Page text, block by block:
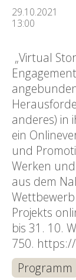
29.10.2021
13:00
„Virtual
anderes) in
ein
und
Werken
aus dem
Projekts
bis 31. 10.
750.
Programm